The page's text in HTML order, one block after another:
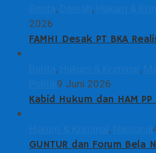
, ,
2026
FAMHI Desak PT BKA
, ,
9 Juni 2026
Kabid Hukum dan HAM
,
GUNTUR dan Forum Bela